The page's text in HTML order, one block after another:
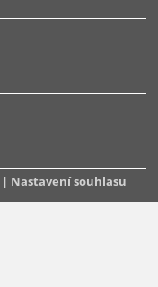
Nastavení souhlasu